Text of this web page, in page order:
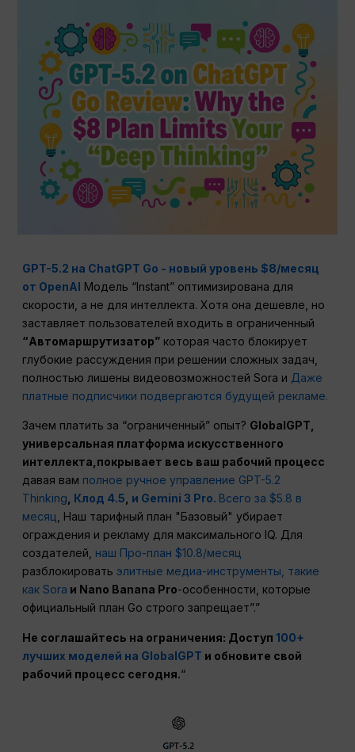
GPT-5.2 на ChatGPT Go - новый уровень $8/месяц
от OpenAI Модель “Instant” оптимизирована для
скорости, а не для интеллекта. Хотя она дешевле, но
заставляет пользователей входить в ограниченный
“Автомаршрутизатор” которая часто блокирует
глубокие рассуждения при решении сложных задач,
полностью лишены видеовозможностей Sora и Даже
платные подписчики подвергаются будущей рекламе.
Зачем платить за “ограниченный” опыт? GlobalGPT,
универсальная платформа искусственного
интеллекта, покрывает весь ваш рабочий процесс
давая вам полное ручное управление GPT-5.2
Thinking Клод 4.5 и Gemini 3 Pro. Всего за $5.8 в
месяц
, Наш тарифный план "Базовый" убирает
ограждения и рекламу для максимального IQ. Для
создателей, наш Про-план $10.8/месяц
разблокировать элитные медиа-инструменты, такие
как Sora и Nano Banana Pro-особенности, которые
официальный план Go строго запрещает”.”
Не соглашайтесь на ограничения: Доступ100+
лучших моделей на GlobalGPT и обновите свой
рабочий процесс сегодня.“